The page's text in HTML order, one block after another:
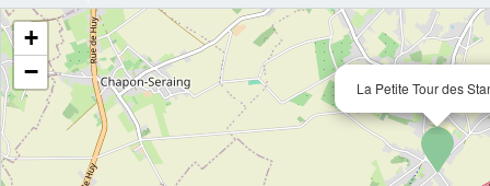
La Petite Tour des
+
−